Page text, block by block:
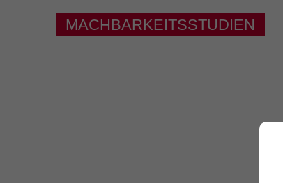
MACHBARKEITSSTUDIEN